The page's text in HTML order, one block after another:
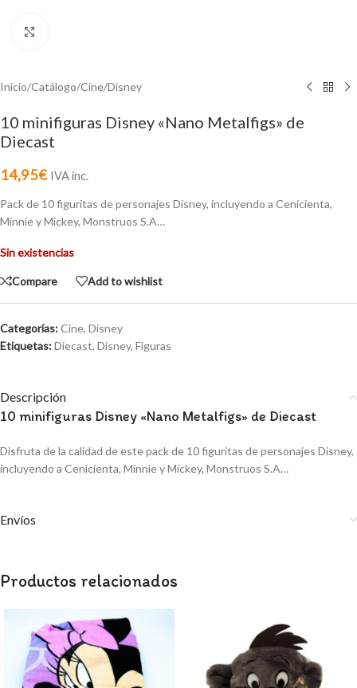
Inicio/Catálogo/Cine/Disney
10 minifiguras Disney «Nano Metalfigs» de
Diecast
14,95€ IVA inc.
Pack de 10 figuritas de personajes Disney, incluyendo a Cenicienta,
Minnie y Mickey, Monstruos S.A…
Sin existencias
Compare Add to wishlist
Categorías:Cine, Disney
Etiquetas:Diecast, Disney, Figuras
Descripción
10 minifiguras Disney «Nano Metalfigs» de Diecast
Disfruta de la calidad de este pack de 10 figuritas de personajes Disney,
incluyendo a Cenicienta, Minnie y Mickey, Monstruos S.A…
Envíos
Productos relacionados